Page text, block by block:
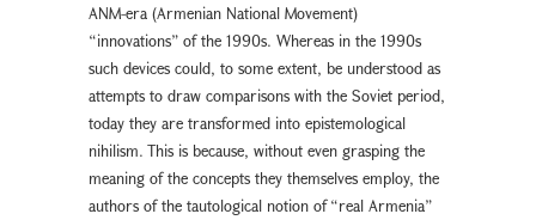
ANM-era (Armenian National Movement)
“innovations” of the 1990s. Whereas in the 1990s
such devices could, to some extent, be understood as
attempts to draw comparisons with the Soviet period,
today they are transformed into epistemological
nihilism. This is because, without even grasping the
meaning of the concepts they themselves employ, the
authors of the tautological notion of “real Armenia”